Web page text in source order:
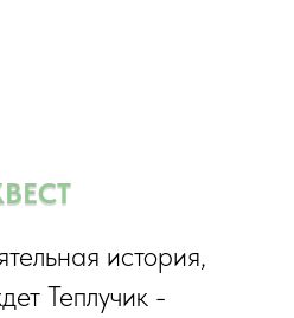
история,
Теплучик -